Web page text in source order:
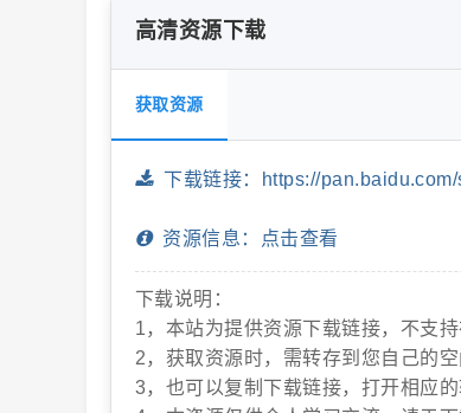
抖
高清资源下载
获取资源
下载链接：https://
资源信息：点击查看
下载说明：
1，本站为提供资源下载链接，不支持
2，获取资源时，需转存到您自己的
3，也可以复制下载链接，打开相应